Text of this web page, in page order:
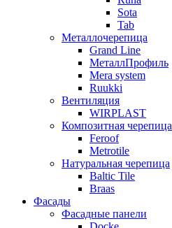
Sota
Tab
Металлочерепица
Grand Line
МеталлПрофиль
Mera system
Ruukki
Вентиляция
WIRPLAST
Композитная черепица
Feroof
Metrotile
Натуральная черепица
Baltic Tile
Braas
Фасады
Фасадные панели